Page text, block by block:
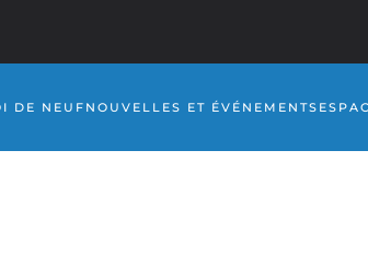
DE NEUF NOUVELLES ET ÉVÉNEMENTS